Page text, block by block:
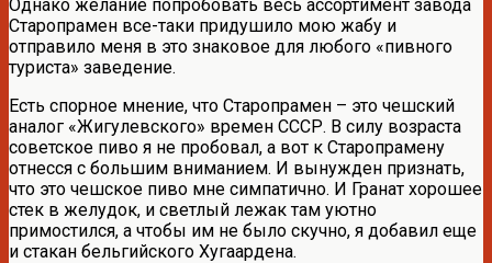
Однако желание попробовать весь ассортимент завода
Старопрамен все-таки придушило мою жабу и
отправило меня в это знаковое для любого «пивного
туриста» заведение.
Есть спорное мнение, что Старопрамен – это чешский
аналог «Жигулевского» времен СССР. В силу возраста
советское пиво я не пробовал, а вот к Старопрамену
отнесся с большим вниманием. И вынужден признать,
что это чешское пиво мне симпатично. И Гранат хорошее
стек в желудок, и светлый лежак там уютно
примостился, а чтобы им не было скучно, я добавил еще
и стакан бельгийского Хугаардена.